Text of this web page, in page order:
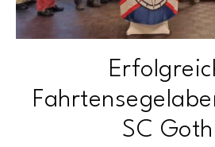
SC